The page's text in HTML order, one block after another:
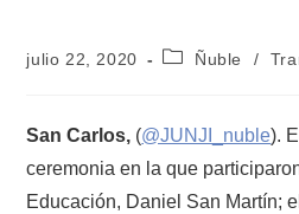
julio 22, 2020 Ñuble /
San Carlos, (@JUNJI_nuble).
ceremonia en la que
Educación, Daniel San Martín;